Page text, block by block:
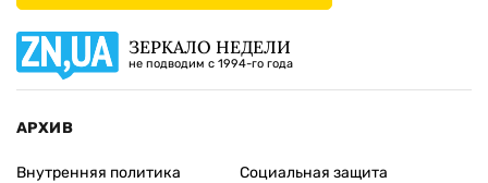
ЗЕРКАЛО НЕДЕЛИ
не подводим с 1994-го года
АРХИВ
Внутренняя политика
Социальная защита